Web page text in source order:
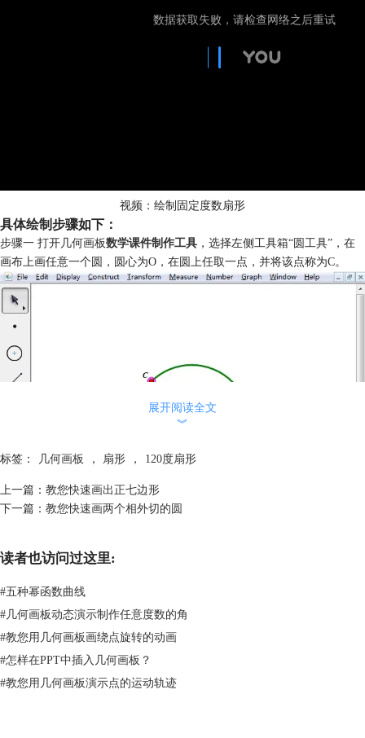
视频：绘制固定度数扇形
具体绘制步骤如下：
步骤一 打开几何画板数学课件制作工具 ，选择左侧工具箱“圆工具”，在
画布上画任意一个圆，圆心为O，在圆上任取一点，并将该点称为C。
OC的距离；选中点C和OC的距离数据，执行“构造”——“以圆心和半径绘
圆”，构造以C点为圆心，OC为半径的圆。
展开阅读全文
︾
标签： 几何画板 ， 扇形 ， 120度扇形
上一篇： 教您快速画出正七边形
下一篇： 教您快速画两个相外切的圆
读者也访问过这里:
#五种幂函数曲线
#几何画板动态演示制作任意度数的角
#教您用几何画板画绕点旋转的动画
#怎样在PPT中插入几何画板？
#教您用几何画板演示点的运动轨迹